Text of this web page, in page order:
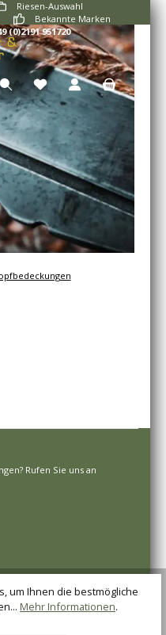
Riesen-Auswahl
Bekannte Marken
(0)2191 951720
Du hast 0 Produkte
Rufen Sie uns an
um Ihnen die bestmögliche
Mehr Informationen.